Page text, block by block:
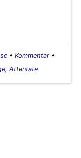
• Kommentar •
Attentate